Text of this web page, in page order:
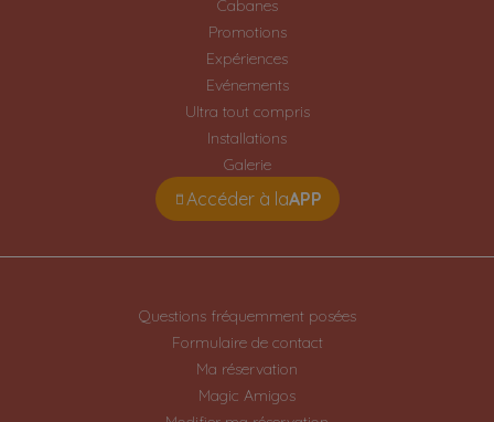
Cabanes
Promotions
Expériences
Evénements
Ultra tout compris
Installations
Galerie
Accéder à laAPP
Questions fréquemment posées
Formulaire de contact
Ma réservation
Magic Amigos